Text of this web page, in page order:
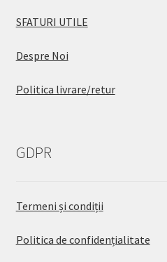
SFATURI UTILE
Despre Noi
Politica livrare/retur
GDPR
Termeni și condiții
Politica de confidențialitate